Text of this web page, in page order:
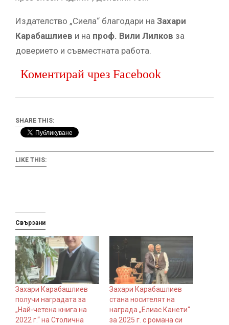
Издателство „Сиела“ благодари на Захари
Карабашлиев и на проф. Вили Лилков за
доверието и съвместната работа.
Коментирай чрез Facebook
SHARE THIS:
LIKE THIS:
Свързани
Захари Карабашлиев
получи наградата за
„Най-четена книга на
2022 г.“ на Столична
Захари Карабашлиев
стана носителят на
награда „Елиас Канети“
за 2025 г. с романа си